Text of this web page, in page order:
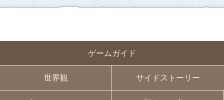
ゲームガイド
世界観 サイドストーリー